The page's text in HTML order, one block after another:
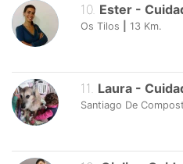
10. Ester -
Os Tilos 13 Km.
11 Laura -
Santiago De